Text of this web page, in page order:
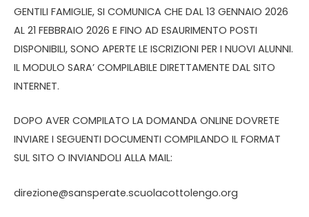
GENTILI FAMIGLIE, SI COMUNICA CHE DAL 13 GENNAIO 2026
AL 21 FEBBRAIO 2026 E FINO AD ESAURIMENTO POSTI
DISPONIBILI, SONO APERTE LE ISCRIZIONI PER I NUOVI ALUNNI.
IL MODULO SARA’ COMPILABILE DIRETTAMENTE DAL SITO
INTERNET.
DOPO AVER COMPILATO LA DOMANDA ONLINE DOVRETE
INVIARE I SEGUENTI DOCUMENTI COMPILANDO IL FORMAT
SUL SITO O INVIANDOLI ALLA MAIL:
direzione@sansperate.scuolacottolengo.org